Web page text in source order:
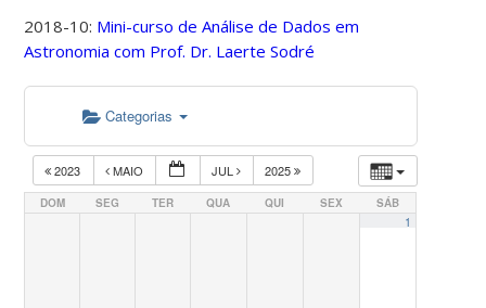
2018-10: Mini-curso de Análise de Dados em
Astronomia com Prof. Dr. Laerte Sodré
Categorias
2023 MAIO JUL 2025
DOM SEG TER QUA QUI SEX SÁB
1